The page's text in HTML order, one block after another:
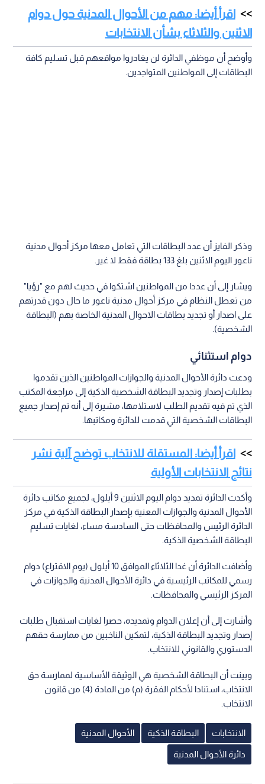
اقرأ أيضا: مهم من الأحوال المدنية حول دوام
الاثنين والثلاثاء بشأن الانتخابات
وأوضح أن موظفي الدائرة لن يغادروا مواقعهم قبل تسليم كافة
البطاقات إلى المواطنين المتواجدين.
وذكر الفايز أن عدد البطاقات التي تعامل معها مركز أحوال مدنية
ناعور اليوم الاثنين بلغ 133 بطاقة فقط لا غير.
ويشار إلى أن عددا من المواطنين اشتكوا في حديث لهم مع "رؤيا"
من تعطل النظام في مركز أحوال مدنية ناعور ما حال دون قدرتهم
على اصدار أو تجديد بطاقات الاحوال المدنية الخاصة بهم (البطاقة
الشخصية).
دوام استثنائي
ودعت دائرة الأحوال المدنية والجوازات المواطنين الذين تقدموا
بطلبات إصدار وتجديد البطاقة الشخصية الذكية إلى مراجعة المكتب
الذي تم فيه تقديم الطلب لاستلامها، مشيرة إلى أنه تم إصدار جميع
البطاقات الشخصية التي قدمت للدائرة ومكاتبها.
اقرأ أيضا: المستقلة للانتخاب توضح آلية نشر
نتائج الانتخابات الأولية
وأكدت الدائرة تمديد دوام اليوم الاثنين 9 أيلول، لجميع مكاتب دائرة
الأحوال المدنية والجوازات المعنية بإصدار البطاقة الذكية في مركز
الدائرة الرئيس والمحافظات حتى السادسة مساء، لغايات تسليم
البطاقة الشخصية الذكية.
وأضافت الدائرة أن غدا الثلاثاء الموافق 10 أيلول (يوم الاقتراع) دوام
رسمي للمكاتب الرئيسية في دائرة الأحوال المدنية والجوازات في
المركز الرئيسي والمحافظات.
وأشارت إلى أن إعلان الدوام وتمديده، حصرا لغايات استقبال طلبات
إصدار وتجديد البطاقة الذكية، لتمكين الناخبين من ممارسة حقهم
الدستوري والقانوني للانتخاب.
وبينت أن البطاقة الشخصية هي الوثيقة الأساسية لممارسة حق
الانتخاب، استنادا لأحكام الفقرة (م) من المادة (4) من قانون
الانتخاب.
الانتخابات البطاقة الذكية الأحوال المدنية
دائرة الأحوال المدنية